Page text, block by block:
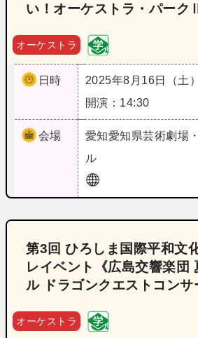
い！オーケストラ・パーク
オーケストラ
日時
2025年8月16日（土）
開演：14:30
会場 愛知愛知県芸術劇場
ル
第3回 ひろしま国際平和文
レイベント《広島交響楽団
ル ドラゴンクエストコンサ
オーケストラ